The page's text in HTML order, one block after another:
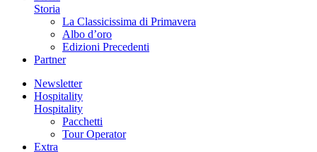
Storia
La Classicissima di Primavera
Albo d’oro
Edizioni Precedenti
Partner
Newsletter
Hospitality
Hospitality
Pacchetti
Tour Operator
Extra